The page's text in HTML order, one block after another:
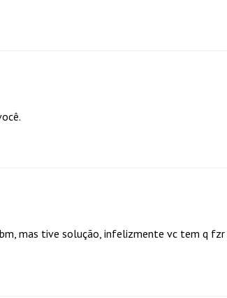
mas tive solução, infelizmente vc tem q